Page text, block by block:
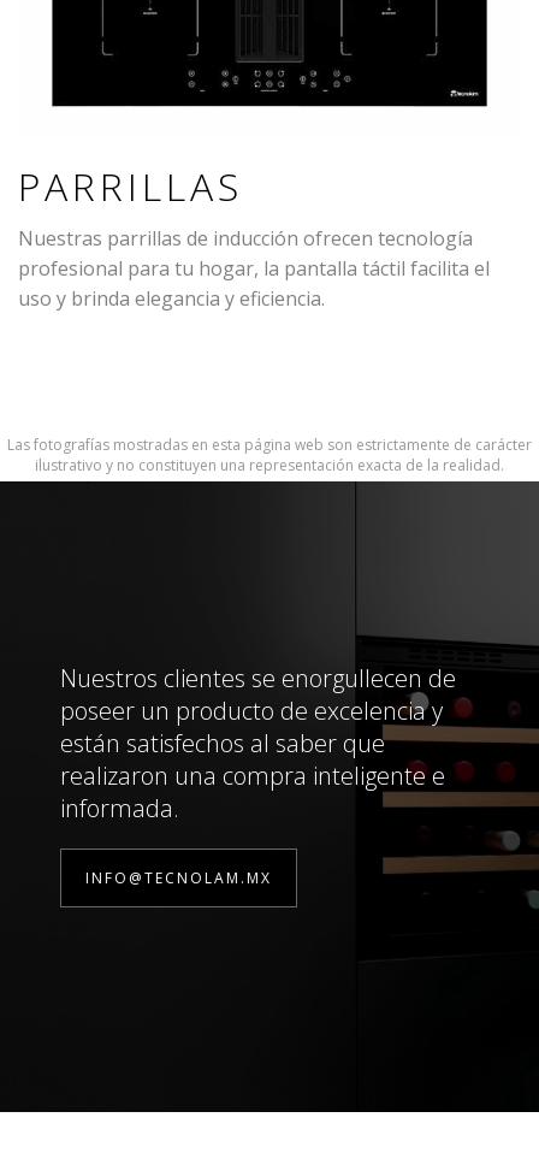
PARRILLAS
Nuestras parrillas de inducción ofrecen tecnología
profesional para tu hogar, la pantalla táctil facilita el
uso y brinda elegancia y eficiencia.
Las fotografías mostradas en esta página web son estrictamente de carácter
ilustrativo y no constituyen una representación exacta de la realidad.
Nuestros clientes se enorgullecen de
poseer un producto de excelencia y
están satisfechos al saber que
realizaron una compra inteligente e
informada.
INFO@TECNOLAM.MX